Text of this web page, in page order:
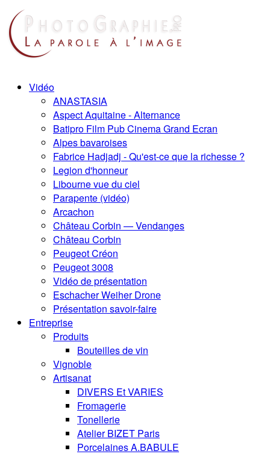
Vidéo
ANASTASIA
Aspect Aquitaine - Alternance
Batipro Film Pub Cinema Grand Ecran
Alpes bavaroises
Fabrice Hadjadj - Qu'est-ce que la richesse ?
Legion d'honneur
Libourne vue du ciel
Parapente (vidéo)
Arcachon
Château Corbin — Vendanges
Château Corbin
Peugeot Créon
Peugeot 3008
Vidéo de présentation
Eschacher Weiher Drone
Présentation savoir-faire
Entreprise
Produits
Bouteilles de vin
Vignoble
Artisanat
DIVERS Et VARIES
Fromagerie
Tonellerie
Atelier BIZET Paris
Porcelaines A.BABULE